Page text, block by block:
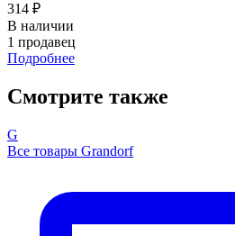
314 ₽
В наличии
1 продавец
Подробнее
Смотрите также
G
Все товары Grandorf